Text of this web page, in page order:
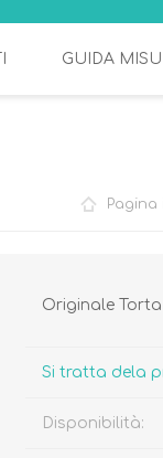
Piatti,
GUIDA
Pagina
Originale
Si tratta dela
Disponibilità: